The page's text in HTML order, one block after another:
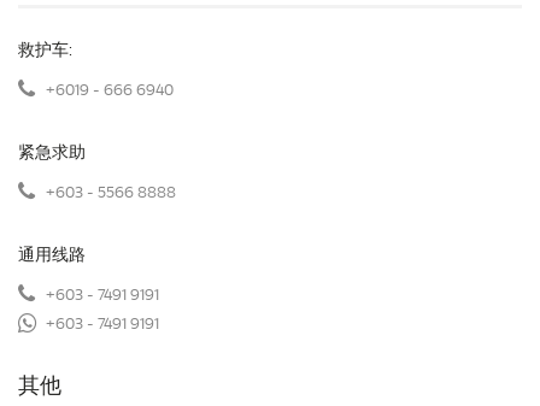
救护车:
+6019 - 666 6940
紧急求助
+603 - 5566 8888
通用线路
+603 - 7491 9191
+603 - 7491 9191
其他